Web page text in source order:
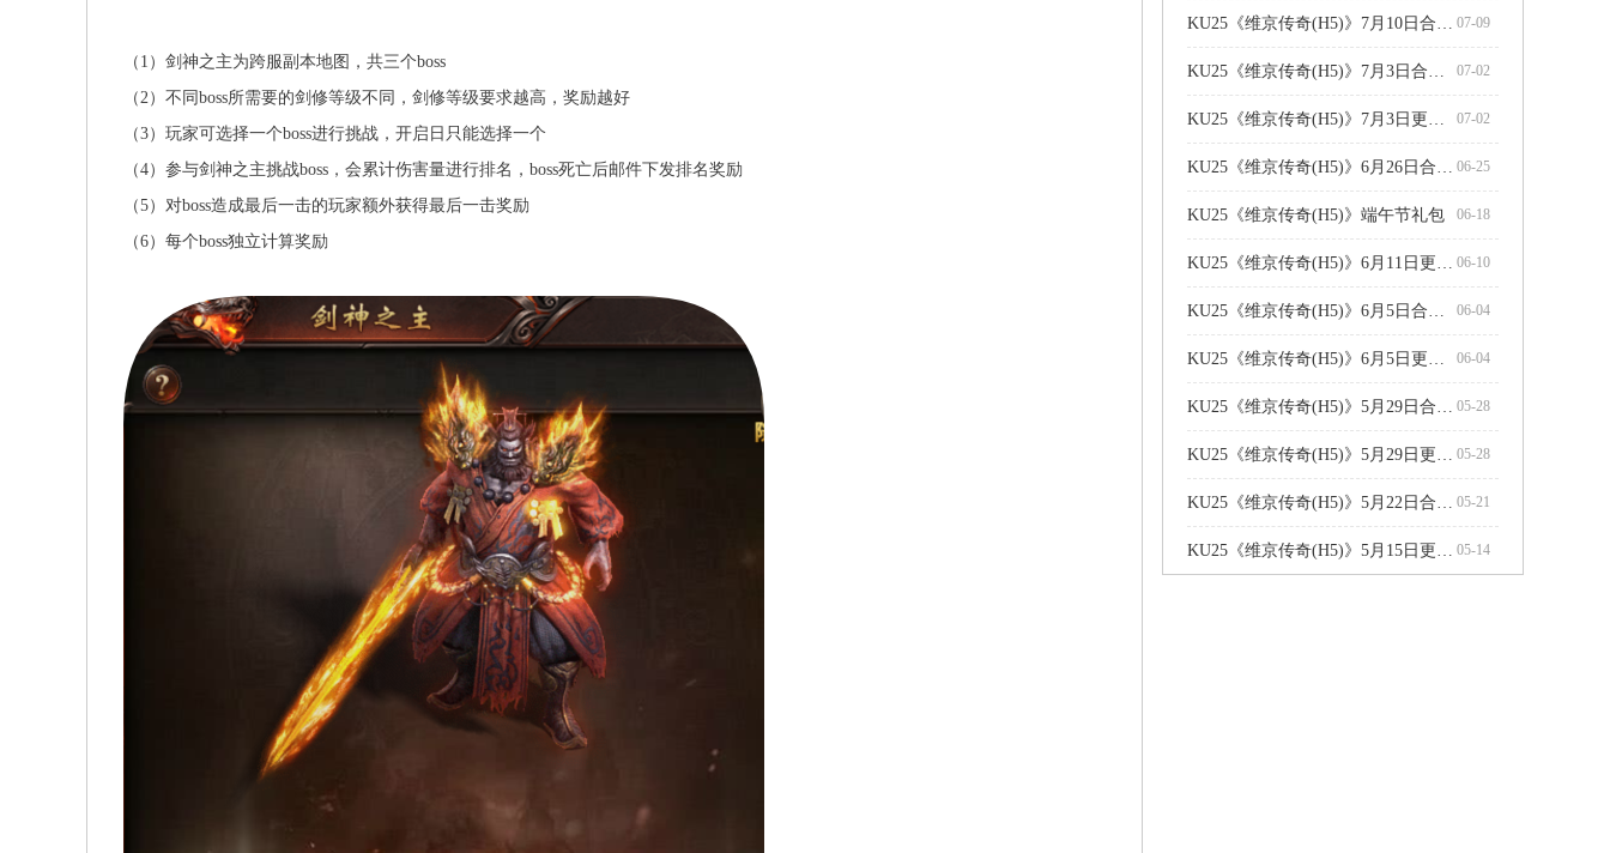
（1）剑神之主为跨服副本地图，共三个boss
（2）不同boss所需要的剑修等级不同，剑修等级要求越高，奖励越好
（3）玩家可选择一个boss进行挑战，开启日只能选择一个
（4）参与剑神之主挑战boss，会累计伤害量进行排名，boss死亡后邮件下发排名奖励
（5）对boss造成最后一击的玩家额外获得最后一击奖励
（6）每个boss独立计算奖励
KU25《维京传奇(H5)》7月10日合服公告 07-09
KU25《维京传奇(H5)》7月3日合服公告 07-02
KU25《维京传奇(H5)》7月3日更新维护公告 07-02
KU25《维京传奇(H5)》6月26日合服公告 06-25
KU25《维京传奇(H5)》端午节礼包 06-18
KU25《维京传奇(H5)》6月11日更新维护公告 06-10
KU25《维京传奇(H5)》6月5日合服公告 06-04
KU25《维京传奇(H5)》6月5日更新维护公告 06-04
KU25《维京传奇(H5)》5月29日合服公告 05-28
KU25《维京传奇(H5)》5月29日更新维护公告 05-28
KU25《维京传奇(H5)》5月22日合服公告 05-21
KU25《维京传奇(H5)》5月15日更新维护公告 05-14